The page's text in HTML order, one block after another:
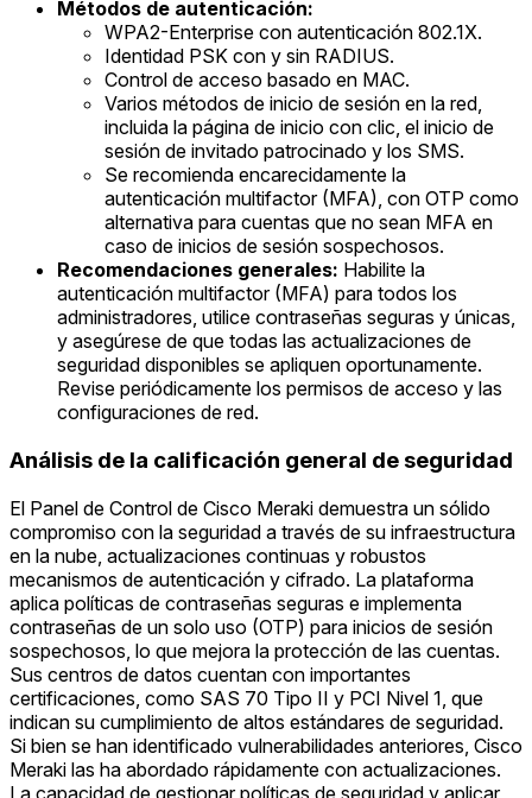
Métodos de autenticación:
WPA2-Enterprise con autenticación 802.1X.
Identidad PSK con y sin RADIUS.
Control de acceso basado en MAC.
Varios métodos de inicio de sesión en la red,
incluida la página de inicio con clic, el inicio de
sesión de invitado patrocinado y los SMS.
Se recomienda encarecidamente la
autenticación multifactor (MFA), con OTP como
alternativa para cuentas que no sean MFA en
caso de inicios de sesión sospechosos.
Recomendaciones generales: Habilite la
autenticación multifactor (MFA) para todos los
administradores, utilice contraseñas seguras y únicas,
y asegúrese de que todas las actualizaciones de
seguridad disponibles se apliquen oportunamente.
Revise periódicamente los permisos de acceso y las
configuraciones de red.
Análisis de la calificación general de seguridad
El Panel de Control de Cisco Meraki demuestra un sólido
compromiso con la seguridad a través de su infraestructura
en la nube, actualizaciones continuas y robustos
mecanismos de autenticación y cifrado. La plataforma
aplica políticas de contraseñas seguras e implementa
contraseñas de un solo uso (OTP) para inicios de sesión
sospechosos, lo que mejora la protección de las cuentas.
Sus centros de datos cuentan con importantes
certificaciones, como SAS 70 Tipo II y PCI Nivel 1, que
indican su cumplimiento de altos estándares de seguridad.
Si bien se han identificado vulnerabilidades anteriores, Cisco
Meraki las ha abordado rápidamente con actualizaciones.
La capacidad de gestionar políticas de seguridad y aplicar